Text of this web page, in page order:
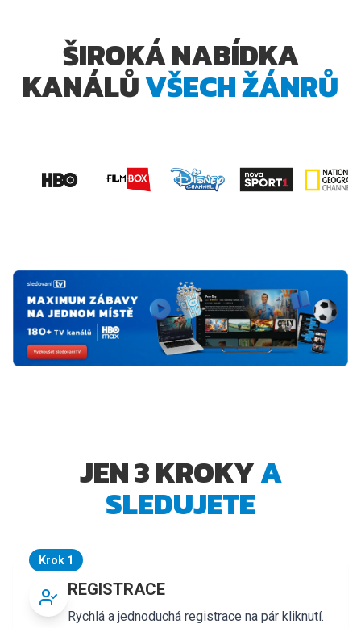
ŠIROKÁ NABÍDKA
KANÁLŮVŠECH ŽÁNRŮ
JEN 3 KROKYA
SLEDUJETE
Krok 1
REGISTRACE
Rychlá a jednoduchá registrace na pár kliknutí.